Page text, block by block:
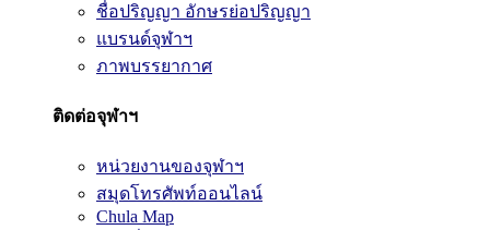
ชื่อปริญญา อักษรย่อปริญญา
แบรนด์จุฬาฯ
ภาพบรรยากาศ
ติดต่อจุฬาฯ
หน่วยงานของจุฬาฯ
สมุดโทรศัพท์ออนไลน์
Chula Map